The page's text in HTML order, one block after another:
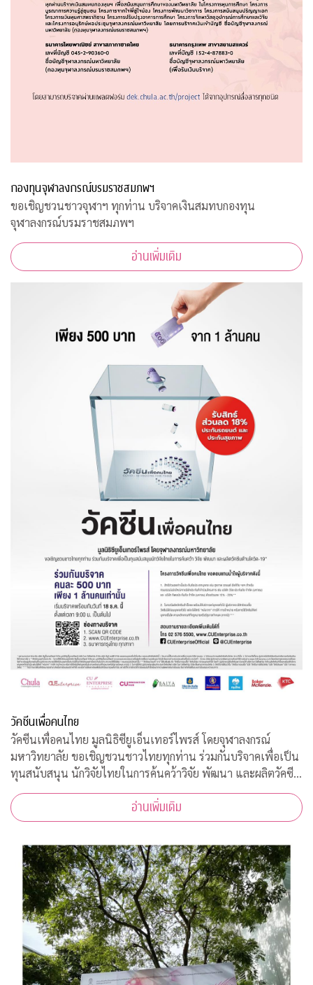
กองทุนจุฬาลงกรณ์บรมราชสมภพฯ
ขอเชิญชวนชาวจุฬาฯ ทุกท่าน บริจาคเงินสมทบกองทุน
จุฬาลงกรณ์บรมราชสมภพฯ
อ่านเพิ่มเติม
วัคซีนเพื่อคนไทย
วัคซีนเพื่อคนไทย มูลนิธิซียูเอ็นเทอร์ไพรส์ โดยจุฬาลงกรณ์
มหาวิทยาลัย ขอเชิญชวนชาวไทยทุกท่าน ร่วมกันบริจาคเพื่อเป็น
ทุนสนับสนุน นักวิจัยไทยในการค้นคว้าวิจัย พัฒนา และผลิตวัคซีน
ต้านโควิด-19*
อ่านเพิ่มเติม